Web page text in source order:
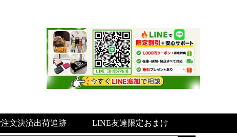
注文決済出荷追跡 LINE友達限定おまけ